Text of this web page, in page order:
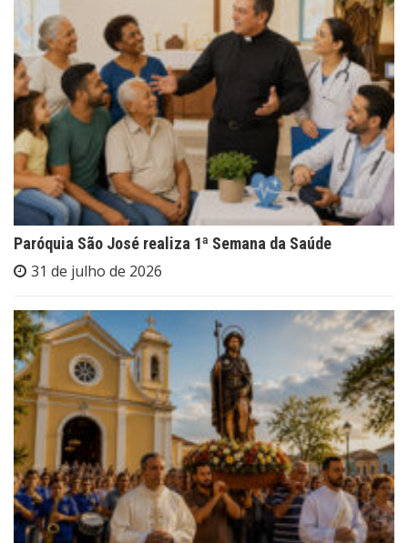
Paróquia São José realiza 1ª Semana da Saúde
31 de julho de 2026